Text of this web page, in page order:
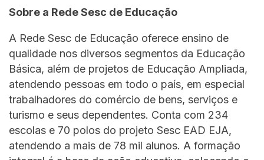
Sobre a Rede Sesc de Educação
A Rede Sesc de Educação oferece ensino de
qualidade nos diversos segmentos da Educação
Básica, além de projetos de Educação Ampliada,
atendendo pessoas em todo o país, em especial
trabalhadores do comércio de bens, serviços e
turismo e seus dependentes. Conta com 234
escolas e 70 polos do projeto Sesc EAD EJA,
atendendo a mais de 78 mil alunos. A formação